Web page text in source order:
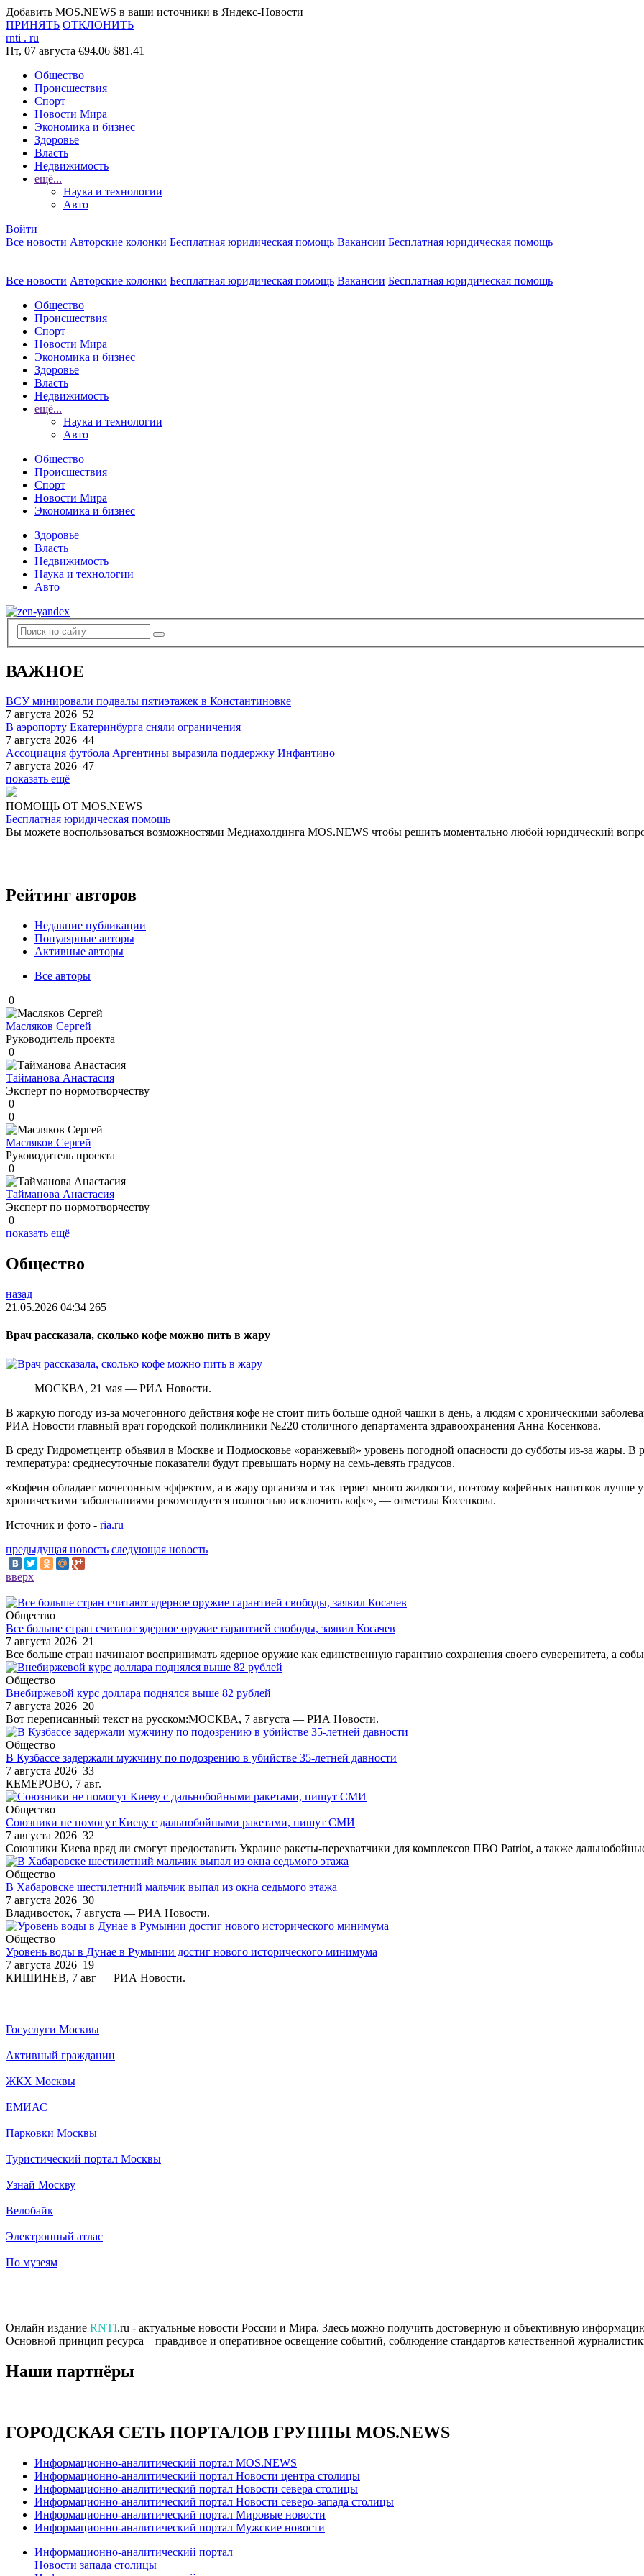
Добавить MOS.NEWS в ваши источники в Яндекс-Новости
ПРИНЯТЬ ОТКЛОНИТЬ
rnti . ru
Пт, 07 августа €94.06 $81.41
Общество
Происшествия
Спорт
Новости Мира
Экономика и бизнес
Здоровье
Власть
Недвижимость
ещё...
Наука и технологии
Авто
Войти
Все новости Авторские колонки Бесплатная юридическая помощь Вакансии Бесплатная юридическая помощь
Все новости Авторские колонки Бесплатная юридическая помощь Вакансии Бесплатная юридическая помощь
Общество
Происшествия
Спорт
Новости Мира
Экономика и бизнес
Здоровье
Власть
Недвижимость
ещё...
Наука и технологии
Авто
Общество
Происшествия
Спорт
Новости Мира
Экономика и бизнес
Здоровье
Власть
Недвижимость
Наука и технологии
Авто
ВАЖНОЕ
ВСУ минировали подвалы пятиэтажек в Константиновке
7 августа 2026 52
В аэропорту Екатеринбурга сняли ограничения
7 августа 2026 44
Ассоциация футбола Аргентины выразила поддержку Инфантино
7 августа 2026 47
показать ещё
ПОМОЩЬ ОТ MOS.NEWS
Бесплатная юридическая помощь
Вы можете воспользоваться возможностями Медиахолдинга MOS.NEWS чтобы решить моментально любой юридический
Рейтинг авторов
Недавние публикации
Популярные авторы
Активные авторы
Все авторы
0
Масляков Сергей
Руководитель проекта
0
Тайманова Анастасия
Эксперт по нормотворчеству
0
0
Масляков Сергей
Руководитель проекта
0
Тайманова Анастасия
Эксперт по нормотворчеству
0
показать ещё
Общество
назад
21.05.2026 04:34 265
Врач рассказала, сколько кофе можно пить в жару
МОСКВА, 21 мая — РИА Новости.
В жаркую погоду из-за мочегонного действия кофе не стоит пить больше одной чашки в день, а людям с хроническими
РИА Новости главный врач городской поликлиники №220 столичного департамента здравоохранения Анна Косенкова.
В среду Гидрометцентр объявил в Москве и Подмосковье «оранжевый» уровень погодной опасности до субботы из-за жары. В
температура: среднесуточные показатели будут превышать норму на семь-девять градусов.
«Кофеин обладает мочегонным эффектом, а в жару организм и так теряет много жидкости, поэтому кофейных напитков лучше
хроническими заболеваниями рекомендуется полностью исключить кофе», — отметила Косенкова.
Источник и фото - ria.ru
предыдущая новость следующая новость
вверх
Общество
Все больше стран считают ядерное оружие гарантией свободы, заявил Косачев
7 августа 2026 21
Все больше стран начинают воспринимать ядерное оружие как единственную гарантию сохранения своего суверенитета, а
Общество
Внебиржевой курс доллара поднялся выше 82 рублей
7 августа 2026 20
Вот переписанный текст на русском:МОСКВА, 7 августа — РИА Новости.
Общество
В Кузбассе задержали мужчину по подозрению в убийстве 35-летней давности
7 августа 2026 33
КЕМЕРОВО, 7 авг.
Общество
Союзники не помогут Киеву с дальнобойными ракетами, пишут СМИ
7 августа 2026 32
Союзники Киева вряд ли смогут предоставить Украине ракеты-перехватчики для комплексов ПВО Patriot, а также
Общество
В Хабаровске шестилетний мальчик выпал из окна седьмого этажа
7 августа 2026 30
Владивосток, 7 августа — РИА Новости.
Общество
Уровень воды в Дунае в Румынии достиг нового исторического минимума
7 августа 2026 19
КИШИНЕВ, 7 авг — РИА Новости.
Госуслуги Москвы
Активный гражданин
ЖКХ Москвы
ЕМИАС
Парковки Москвы
Туристический портал Москвы
Узнай Москву
Велобайк
Электронный атлас
По музеям
Онлайн издание RNTI.ru - актуальные новости России и Мира. Здесь можно получить достоверную и объективную
Основной принцип ресурса – правдивое и оперативное освещение событий, соблюдение стандартов качественной
Наши партнёры
ГОРОДСКАЯ СЕТЬ ПОРТАЛОВ ГРУППЫ MOS.NEWS
Информационно-аналитический портал MOS.NEWS
Информационно-аналитический портал Новости центра столицы
Информационно-аналитический портал Новости севера столицы
Информационно-аналитический портал Новости северо-запада столицы
Информационно-аналитический портал Мировые новости
Информационно-аналитический портал Мужские новости
Информационно-аналитический портал
Новости запада столицы